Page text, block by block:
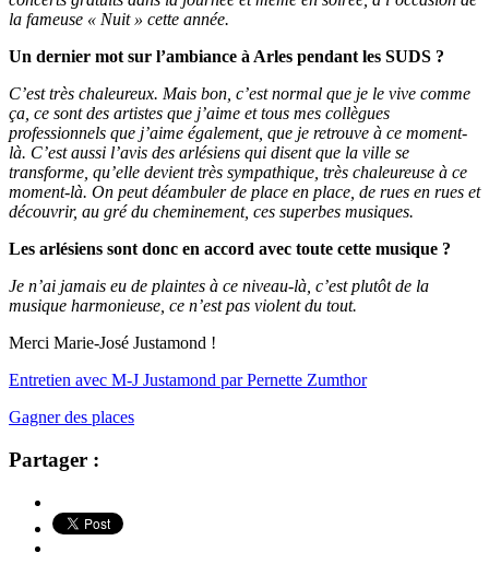
la fameuse « Nuit » cette année.
Un dernier mot sur l’ambiance à Arles pendant les SUDS ?
C’est très chaleureux. Mais bon, c’est normal que je le vive comme
ça, ce sont des artistes que j’aime et tous mes collègues
professionnels que j’aime également, que je retrouve à ce moment-
là. C’est aussi l’avis des arlésiens qui disent que la ville se
transforme, qu’elle devient très sympathique, très chaleureuse à ce
moment-là. On peut déambuler de place en place, de rues en rues et
découvrir, au gré du cheminement, ces superbes musiques.
Les arlésiens sont donc en accord avec toute cette musique ?
Je n’ai jamais eu de plaintes à ce niveau-là, c’est plutôt de la
musique harmonieuse, ce n’est pas violent du tout.
Merci Marie-José Justamond !
Entretien avec M-J Justamond par Pernette Zumthor
Gagner des places
Partager :